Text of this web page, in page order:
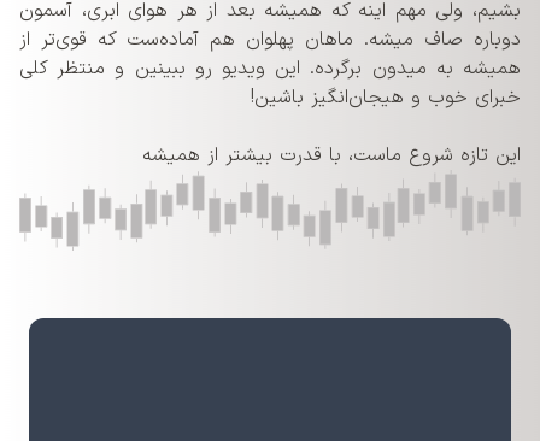
بشیم، ولی مهم اینه که همیشه بعد از هر هوای ابری، آسمون
دوباره صاف میشه. ماهان پهلوان هم آماده‌ست که قوی‌تر از
همیشه به میدون برگرده. این ویدیو رو ببینین و منتظر کلی
خبرای خوب و هیجان‌انگیز باشین!
این تازه شروع ماست، با قدرت بیشتر از همیشه